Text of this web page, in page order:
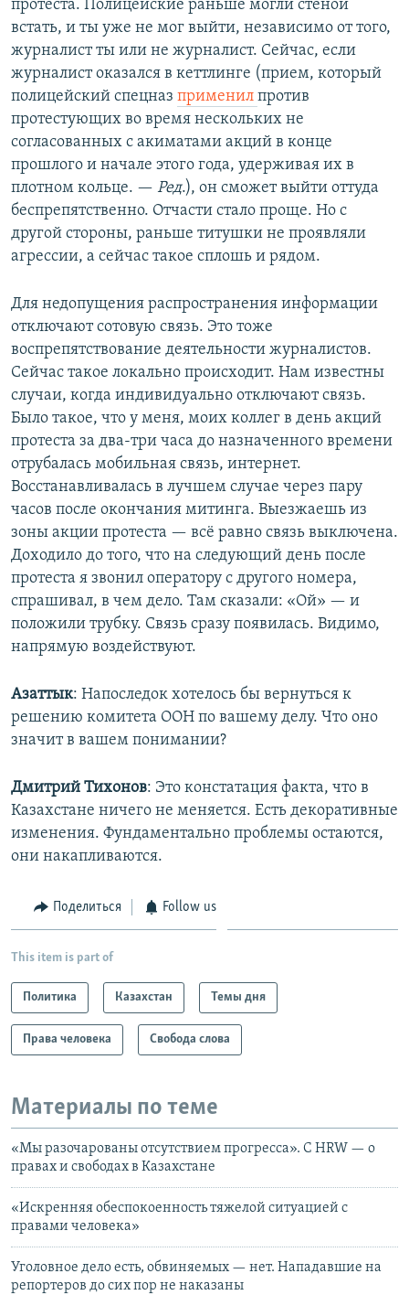
протеста. Полицейские раньше могли стеной
встать, и ты уже не мог выйти, независимо от того,
журналист ты или не журналист. Сейчас, если
журналист оказался в кеттлинге (прием, который
полицейский спецназ применил против
протестующих во время нескольких не
согласованных с акиматами акций в конце
прошлого и начале этого года, удерживая их в
плотном кольце. — Ред.), он сможет выйти оттуда
беспрепятственно. Отчасти стало проще. Но с
другой стороны, раньше титушки не проявляли
агрессии, а сейчас такое сплошь и рядом.
Для недопущения распространения информации
отключают сотовую связь. Это тоже
воспрепятствование деятельности журналистов.
Сейчас такое локально происходит. Нам известны
случаи, когда индивидуально отключают связь.
Было такое, что у меня, моих коллег в день акций
протеста за два-три часа до назначенного времени
отрубалась мобильная связь, интернет.
Восстанавливалась в лучшем случае через пару
часов после окончания митинга. Выезжаешь из
зоны акции протеста — всё равно связь выключена.
Доходило до того, что на следующий день после
протеста я звонил оператору с другого номера,
спрашивал, в чем дело. Там сказали: «Ой» — и
положили трубку. Связь сразу появилась. Видимо,
напрямую воздействуют.
Азаттык: Напоследок хотелось бы вернуться к
решению комитета ООН по вашему делу. Что оно
значит в вашем понимании?
Дмитрий Тихонов: Это констатация факта, что в
Казахстане ничего не меняется. Есть декоративные
изменения. Фундаментально проблемы остаются,
они накапливаются.
Поделиться Follow us
This item is part of
Политика Казахстан Темы дня
Права человека Свобода слова
Материалы по теме
«Мы разочарованы отсутствием прогресса». С HRW — о
правах и свободах в Казахстане
«Искренняя обеспокоенность тяжелой ситуацией с
правами человека»
Уголовное дело есть, обвиняемых — нет. Нападавшие на
репортеров до сих пор не наказаны